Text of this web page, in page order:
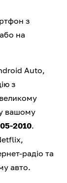
з
на
Auto,
з
вашому
2010.
радіо та
авто.